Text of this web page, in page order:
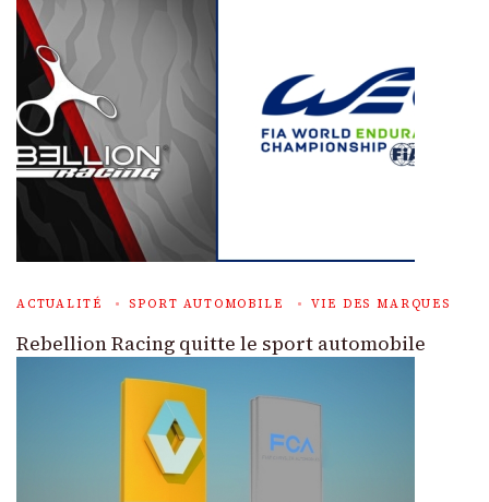
ACTUALITÉ SPORT AUTOMOBILE VIE DES MARQUES
Rebellion Racing quitte le sport automobile